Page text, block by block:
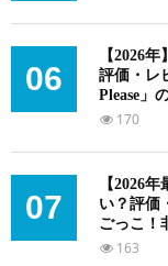
06
【2026
評価・レ
Please」
170
07
【2026
い？評価
ごっこ！
163